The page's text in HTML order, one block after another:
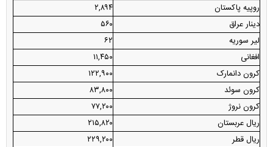
روپیه پاکستان
۲,۸۹۴
دینار عراق
۵۶۰
لیر سوریه
۶۲
افغانی
۱۱,۴۵۰
کرون دانمارک
۱۲۲,۹۰۰
کرون سوئد
۸۳,۸۰۰
کرون نروژ
۷۷,۲۰۰
ریال عربستان
۲۱۵,۸۲۰
ریال قطر
۲۲۹,۲۰۰